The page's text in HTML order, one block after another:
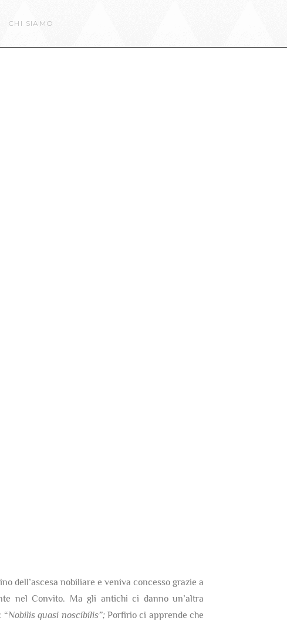
CHI SIAMO
dell’ascesa nobiliare e veniva concesso grazie a
nel Convito. Ma gli antichi ci danno un’altra
“Nobilis quasi noscibilis”; Porfirio ci apprende che